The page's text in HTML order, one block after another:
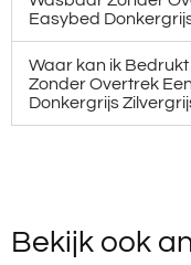
Easybed
Waar kan ik
Zonder Overtrek
Donkergrijs
Bekijk ook